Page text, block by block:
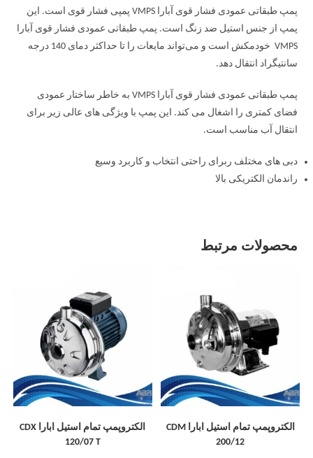
پمپ طبقاتی عمودی فشار قوی آبارا VMPS پمپی فشار قوی است. این
پمپ از جنس استیل ضد زنگ است. پمپ طبقاتی عمودی فشار قوی آبارا
VMPS خودمکش است و می‌تواند مایعات را تا حداکثر دمای 140 درجه
سانتیگراد انتقال دهد.
پمپ طبقاتی عمودی فشار قوی آبارا VMPS به خاطر ساختار عمودی
فضای کمتری را اشغال می کند. این پمپ با ویژگی های عالی زیر برای
انتقال آب مناسب است.
دبی های مختلف ربرای راحتی انتخاب و کاربرد وسیع
راندمان الکتریکی بالا
محصولات مرتبط
الکتروپمپ تمام استیل ابارا CDM
200/12
الکتروپمپ تمام استیل ابارا CDX
120/07 T